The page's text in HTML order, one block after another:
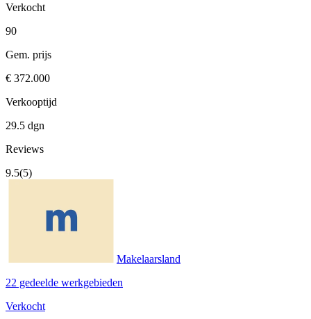
Verkocht
90
Gem. prijs
€ 372.000
Verkooptijd
29.5 dgn
Reviews
9.5(5)
Makelaarsland
22 gedeelde werkgebieden
Verkocht